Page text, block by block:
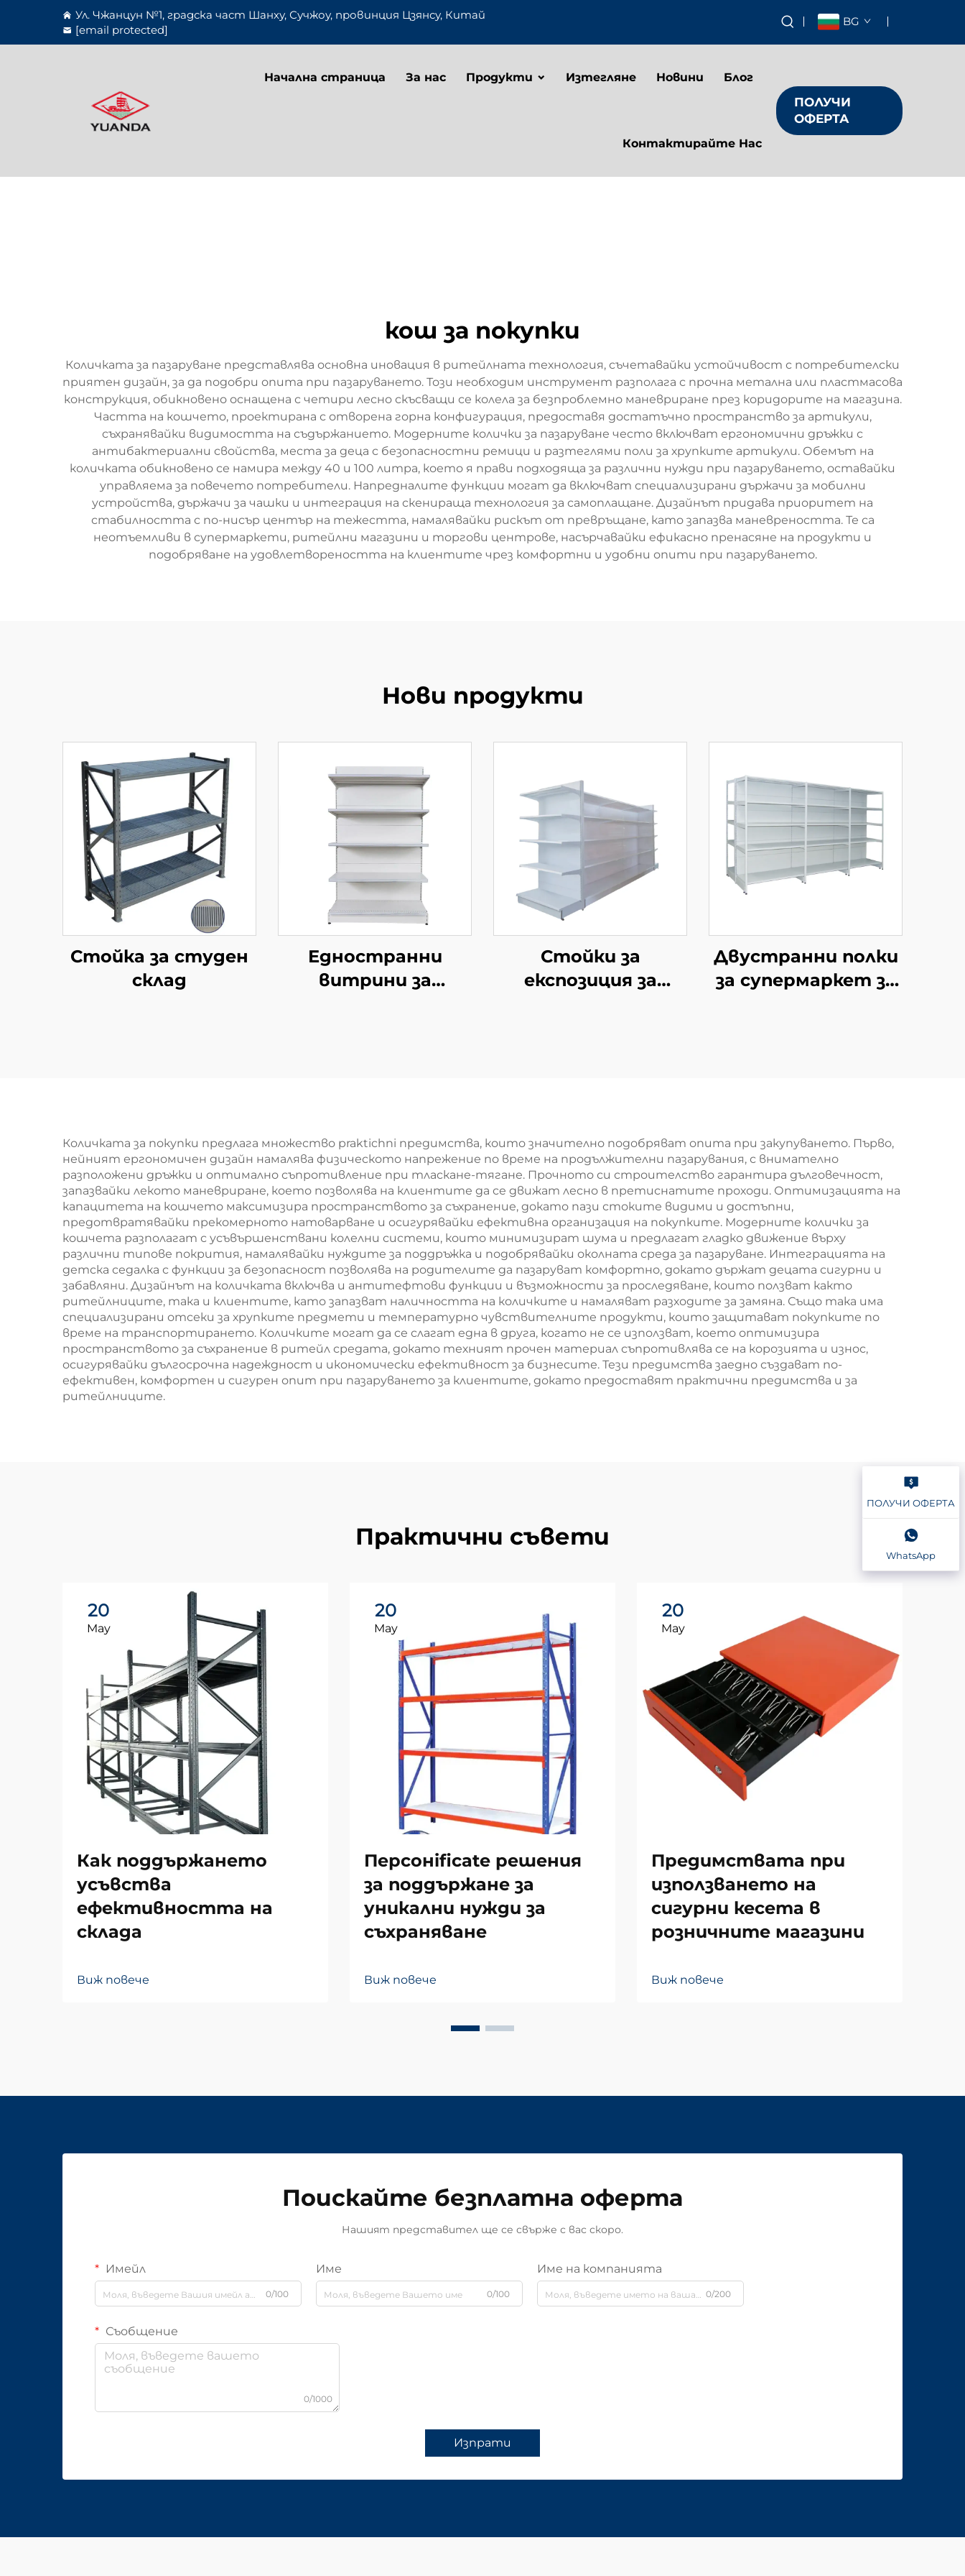
Ул. Чжанцун №1, градска част Шанху, Сучжоу, провинция Цзянсу, Китай
[email protected]
BG
Начална страница За нас Продукти Изтегляне Новини Блог
Контактирайте Нас
ПОЛУЧИ
ОФЕРТА
кош за покупки
Количката за пазаруване представлява основна иновация в ритейлната технология, съчетавайки устойчивост с потребителски
приятен дизайн, за да подобри опита при пазаруването. Този необходим инструмент разполага с прочна метална или пластмасова
конструкция, обикновено оснащена с четири лесно скъсващи се колела за безпроблемно маневриране през коридорите на магазина.
Частта на кошчето, проектирана с отворена горна конфигурация, предоставя достатъчно пространство за артикули,
съхранявайки видимостта на съдържанието. Модерните колички за пазаруване често включват ергономични дръжки с
антибактериални свойства, места за деца с безопасностни ремици и разтеглями поли за хрупките артикули. Обемът на
количката обикновено се намира между 40 и 100 литра, което я прави подходяща за различни нужди при пазаруването, оставайки
управляема за повечето потребители. Напредналите функции могат да включват специализирани държачи за мобилни
устройства, държачи за чашки и интеграция на скенираща технология за самоплащане. Дизайнът придава приоритет на
стабилността с по-нисър център на тежестта, намалявайки рискът от превръщане, като запазва маневреността. Те са
неотъемливи в супермаркети, ритейлни магазини и торгови центрове, насърчавайки ефикасно пренасяне на продукти и
подобряване на удовлетвореността на клиентите чрез комфортни и удобни опити при пазаруването.
Нови продукти
Стойка за студен
склад
Едностранни
витрини за
Стойки за
експозиция за
Двустранни полки
за супермаркет за
Количката за покупки предлага множество praktichni предимства, които значително подобряват опита при закупуването. Първо,
нейният ергономичен дизайн намалява физическото напрежение по време на продължителни пазарувания, с внимателно
разположени дръжки и оптимално съпротивление при тласкане-тягане. Прочното си строителство гарантира дълговечност,
запазвайки лекото маневриране, което позволява на клиентите да се движат лесно в претиснатите проходи. Оптимизацията на
капацитета на кошчето максимизира пространството за съхранение, докато пази стоките видими и достъпни,
предотвратявайки прекомерното натоварване и осигурявайки ефективна организация на покупките. Модерните колички за
кошчета разполагат с усъвършенствани колелни системи, които минимизират шума и предлагат гладко движение върху
различни типове покрития, намалявайки нуждите за поддръжка и подобрявайки околната среда за пазаруване. Интеграцията на
детска седалка с функции за безопасност позволява на родителите да пазаруват комфортно, докато държат децата сигурни и
забавляни. Дизайнът на количката включва и антитефтови функции и възможности за проследяване, които ползват както
ритейлниците, така и клиентите, като запазват наличността на количките и намаляват разходите за замяна. Също така има
специализирани отсеки за хрупките предмети и температурно чувствителните продукти, които защитават покупките по
време на транспортирането. Количките могат да се слагат една в друга, когато не се използват, което оптимизира
пространството за съхранение в ритейл средата, докато техният прочен материал съпротивлява се на корозията и износ,
осигурявайки дългосрочна надеждност и икономически ефективност за бизнесите. Тези предимства заедно създават по-
ефективен, комфортен и сигурен опит при пазаруването за клиентите, докато предоставят практични предимства и за
ритейлниците.
Практични съвети
20
May
Как поддържането
усъвства
ефективността на
склада
Виж повече
20
May
Персонificate решения
за поддържане за
уникални нужди за
съхраняване
Виж повече
20
May
Предимствата при
използването на
сигурни кесета в
розничните магазини
Виж повече
Поискайте безплатна оферта
Нашият представител ще се свърже с вас скоро.
Имейл
0/100
Име
0/100
Име на компанията
0/200
Съобщение
0/1000
Изпрати
ПОЛУЧИ ОФЕРТА
WhatsApp